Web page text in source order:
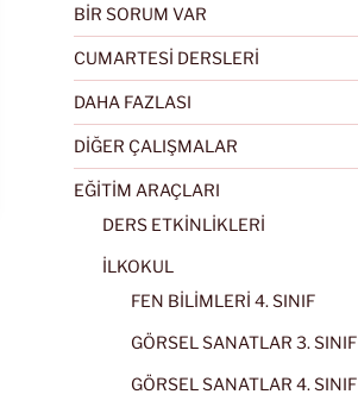
BİR SORUM VAR
CUMARTESİ DERSLERİ
DAHA FAZLASI
DİĞER ÇALIŞMALAR
EĞİTİM ARAÇLARI
DERS ETKİNLİKLERİ
İLKOKUL
FEN BİLİMLERİ 4. SINIF
GÖRSEL SANATLAR 3. SINIF
GÖRSEL SANATLAR 4. SINIF